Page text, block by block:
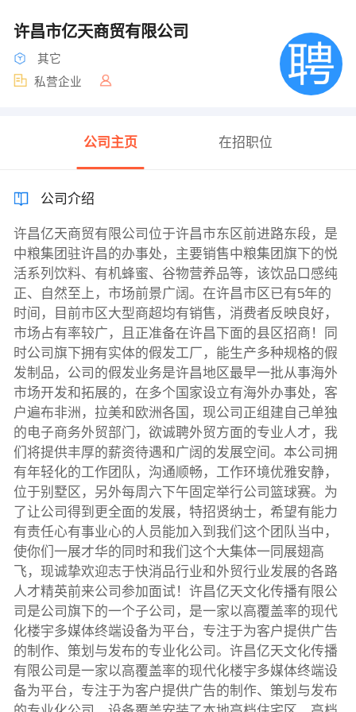
许昌市亿天商贸有限公司
其它
私营企业
公司主页 在招职位
公司介绍
许昌亿天商贸有限公司位于许昌市东区前进路东段，是
中粮集团驻许昌的办事处，主要销售中粮集团旗下的悦
活系列饮料、有机蜂蜜、谷物营养品等，该饮品口感纯
正、自然至上，市场前景广阔。在许昌市区已有5年的
时间，目前市区大型商超均有销售，消费者反映良好，
市场占有率较广，且正准备在许昌下面的县区招商！同
时公司旗下拥有实体的假发工厂，能生产多种规格的假
发制品，公司的假发业务是许昌地区最早一批从事海外
市场开发和拓展的，在多个国家设立有海外办事处，客
户遍布非洲，拉美和欧洲各国，现公司正组建自己单独
的电子商务外贸部门，欲诚聘外贸方面的专业人才，我
们将提供丰厚的薪资待遇和广阔的发展空间。本公司拥
有年轻化的工作团队，沟通顺畅，工作环境优雅安静，
位于别墅区，另外每周六下午固定举行公司篮球赛。为
了让公司得到更全面的发展，特招贤纳士，希望有能力
有责任心有事业心的人员能加入到我们这个团队当中，
使你们一展才华的同时和我们这个大集体一同展翅高
飞，现诚挚欢迎志于快消品行业和外贸行业发展的各路
人才精英前来公司参加面试！许昌亿天文化传播有限公
司是公司旗下的一个子公司，是一家以高覆盖率的现代
化楼宇多媒体终端设备为平台，专注于为客户提供广告
的制作、策划与发布的专业化公司。许昌亿天文化传播
有限公司是一家以高覆盖率的现代化楼宇多媒体终端设
备为平台，专注于为客户提供广告的制作、策划与发布